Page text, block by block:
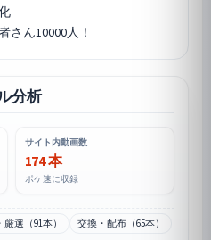
分析
サイト内動画数
174 本
ポケ速に収録
選（91本）
交換・配布（65本）